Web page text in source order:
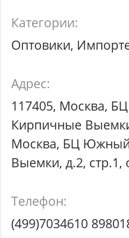
Категории:
Оптовики,
Адрес:
117405, Москва,
Кирпичные
Москва, БЦ
Выемки, д.2, стр.1,
Телефон:
(499)7034610